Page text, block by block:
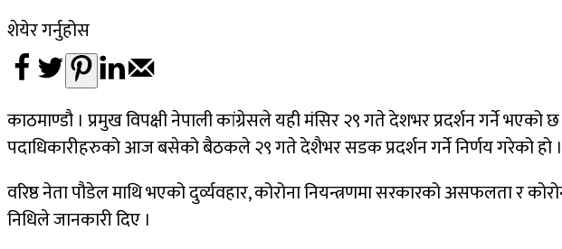
शेयेर गर्नुहोस
काठमाण्डौ । प्रमुख विपक्षी नेपाली कांग्रेसले यही मंसिर २९ गते देशभर प्रदर्शन गर्ने
पदाधिकारीहरुको आज बसेको बैठकले २९ गते देशैभर सडक प्रदर्शन गर्ने निर्णय गरेको हो ।
वरिष्ठ नेता पौडेल माथि भएको दुर्व्यवहार, कोरोना नियन्त्रणमा सरकारको असफलता र
निधिले जानकारी दिए ।